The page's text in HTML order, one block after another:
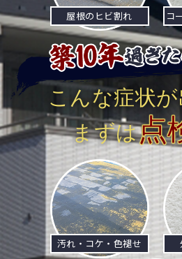
屋根のヒビ割れ コ
こんな症状が
まずは点
汚れ・コケ・色褪せ